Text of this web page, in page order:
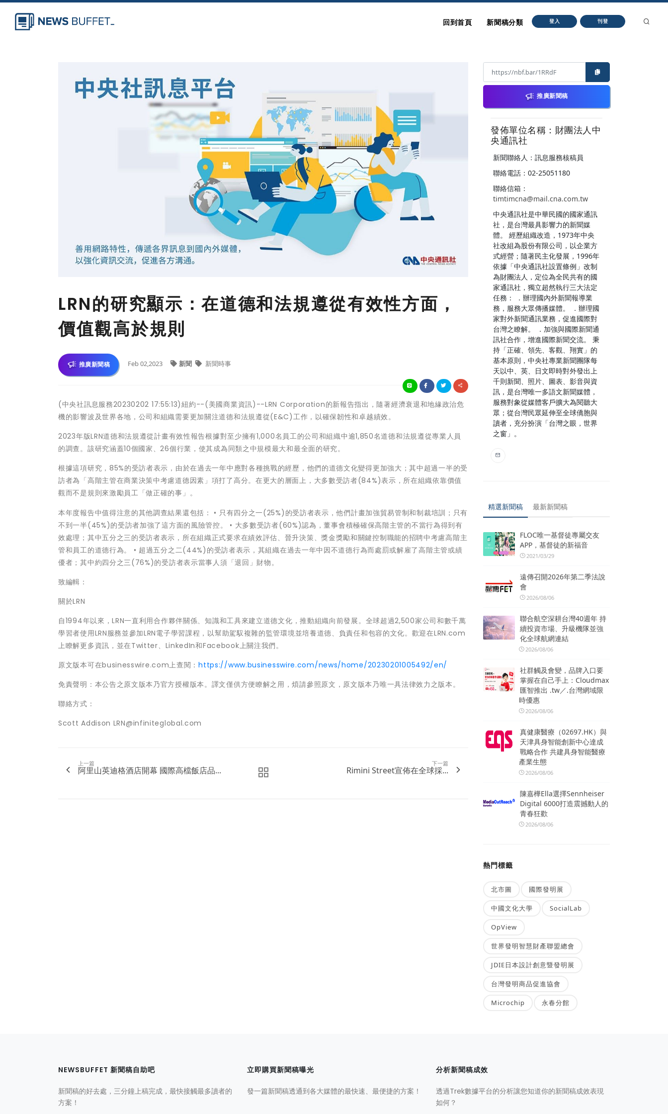
回到首頁 新聞稿分類 登入 刊登
LRN的研究顯示：在道德和法規遵從有效性方面，
價值觀高於規則
推廣新聞稿 Feb 02,2023 新聞 新聞時事
(中央社訊息服務20230202 17:55:13)紐約--(美國商業資訊)--LRN Corporation的新報告指出，隨著經濟衰退和地緣政治危
機的影響波及世界各地，公司和組織需要更加關注道德和法規遵從(E&C)工作，以確保韌性和卓越績效。
2023年版LRN道德和法規遵從計畫有效性報告根據對至少擁有1,000名員工的公司和組織中逾1,850名道德和法規遵從專業人員
的調查。該研究涵蓋10個國家、26個行業，使其成為同類之中規模最大和最全面的研究。
根據這項研究，85%的受訪者表示，由於在過去一年中應對各種挑戰的經歷，他們的道德文化變得更加強大；其中超過一半的受
訪者為「高階主管在商業決策中考慮道德因素」項打了高分。在更大的層面上，大多數受訪者(84%)表示，所在組織依靠價值
觀而不是規則來激勵員工「做正確的事」。
本年度報告中值得注意的其他調查結果還包括： • 只有四分之一(25%)的受訪者表示，他們計畫加強貿易管制和制裁培訓；只有
不到一半(45%)的受訪者加強了這方面的風險管控。 • 大多數受訪者(60%)認為，董事會積極確保高階主管的不當行為得到有
效處理；其中五分之三的受訪者表示，所在組織正式要求在績效評估、晉升決策、獎金獎勵和關鍵控制職能的招聘中考慮高階主
管和員工的道德行為。 • 超過五分之二(44%)的受訪者表示，其組織在過去一年中因不道德行為而處罰或解雇了高階主管或績
優者；其中約四分之三(76%)的受訪者表示當事人須「退回」財物。
致編輯：
關於LRN
自1994年以來，LRN一直利用合作夥伴關係、知識和工具來建立道德文化，推動組織向前發展。全球超過2,500家公司和數千萬
學習者使用LRN服務並參加LRN電子學習課程，以幫助駕馭複雜的監管環境並培養道德、負責任和包容的文化。歡迎在LRN.com
上瞭解更多資訊，並在Twitter、LinkedIn和Facebook上關注我們。
原文版本可在businesswire.com上查閱：https://www.businesswire.com/news/home/20230201005492/en/
免責聲明：本公告之原文版本乃官方授權版本。譯文僅供方便瞭解之用，煩請參照原文，原文版本乃唯一具法律效力之版本。
聯絡方式：
Scott Addison LRN@infiniteglobal.com
上一篇
阿里山英迪格酒店開幕 國際高檔飯店品...
下一篇
Rimini Street宣佈在全球採...
推廣新聞稿
發佈單位名稱：財團法人中
央通訊社
新聞聯絡人：訊息服務核稿員
聯絡電話：02-25051180
聯絡信箱：
timtimcna@mail.cna.com.tw
中央通訊社是中華民國的國家通訊
社，是台灣最具影響力的新聞媒
體。 經歷組織改造，1973年中央
社改組為股份有限公司，以企業方
式經營；隨著民主化發展，1996年
依據「中央通訊社設置條例」改制
為財團法人，定位為全民共有的國
家通訊社，獨立超然執行三大法定
任務： ．辦理國內外新聞報導業
務，服務大眾傳播媒體。 ．辦理國
家對外新聞通訊業務，促進國際對
台灣之瞭解。 ．加強與國際新聞通
訊社合作，增進國際新聞交流。 秉
持「正確、領先、客觀、翔實」的
基本原則，中央社專業新聞團隊每
天以中、英、日文即時對外發出上
千則新聞、照片、圖表、影音與資
訊，是台灣唯一多語文新聞媒體，
服務對象從媒體客戶擴大為閱聽大
眾；從台灣民眾延伸至全球僑胞與
讀者，充分扮演「台灣之眼，世界
之窗」。
精選新聞稿 最新新聞稿
FLOC唯一基督徒專屬交友
APP，基督徒的新福音
2021/03/29
遠傳召開2026年第二季法說
會
2026/08/06
聯合航空深耕台灣40週年 持
續投資市場、升級機隊並強
化全球航網連結
2026/08/06
社群觸及會變，品牌入口要
掌握在自己手上：Cloudmax
匯智推出 .tw／.台灣網域限
時優惠
2026/08/06
真健康醫療（02697.HK）與
天津具身智能創新中心達成
戰略合作 共建具身智能醫療
產業生態
2026/08/06
陳嘉樺Ella選擇Sennheiser
Digital 6000打造震撼動人的
青春狂歡
2026/08/06
熱門標籤
北市圖 國際發明展
中國文化大學 SocialLab
OpView
世界發明智慧財產聯盟總會
JDIE日本設計創意暨發明展
台灣發明商品促進協會
Microchip 永春分館
NEWSBUFFET 新聞稿自助吧
新聞稿的好去處，三分鐘上稿完成，最快接觸最多讀者的
方案！
立即購買新聞稿曝光
發一篇新聞稿透通到各大媒體的最快速、最便捷的方案！
分析新聞稿成效
透過Trek數據平台的分析讓您知道你的新聞稿成效表現
如何？